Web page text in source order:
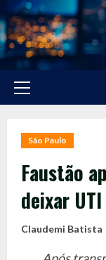
Skip
to
content
Primary
São Paulo
Faustão
deixar
Claudemi Batista